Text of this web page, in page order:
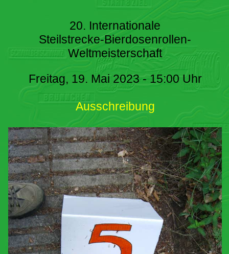
20. Internationale
Steilstrecke-Bierdosenrollen-
Weltmeisterschaft
Freitag, 19. Mai 2023 - 15:00 Uhr
Ausschreibung